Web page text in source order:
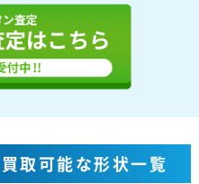
取可能な形状一覧